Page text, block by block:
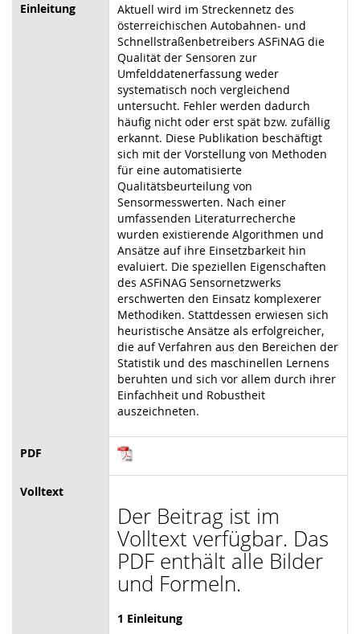
Einleitung
Aktuell wird im Streckennetz des
österreichischen Autobahnen- und
Schnellstraßenbetreibers ASFiNAG die
Qualität der Sensoren zur
Umfelddatenerfassung weder
systematisch noch vergleichend
untersucht. Fehler werden dadurch
häufig nicht oder erst spät bzw. zufällig
erkannt. Diese Publikation beschäftigt
sich mit der Vorstellung von Methoden
für eine automatisierte
Qualitätsbeurteilung von
Sensormesswerten. Nach einer
umfassenden Literaturrecherche
wurden existierende Algorithmen und
Ansätze auf ihre Einsetzbarkeit hin
evaluiert. Die speziellen Eigenschaften
des ASFiNAG Sensornetzwerks
erschwerten den Einsatz komplexerer
Methodiken. Stattdessen erwiesen sich
heuristische Ansätze als erfolgreicher,
die auf Verfahren aus den Bereichen der
Statistik und des maschinellen Lernens
beruhten und sich vor allem durch ihrer
Einfachheit und Robustheit
auszeichneten.
PDF
Volltext
Der Beitrag ist im
Volltext verfügbar. Das
PDF enthält alle Bilder
und Formeln.
1 Einleitung